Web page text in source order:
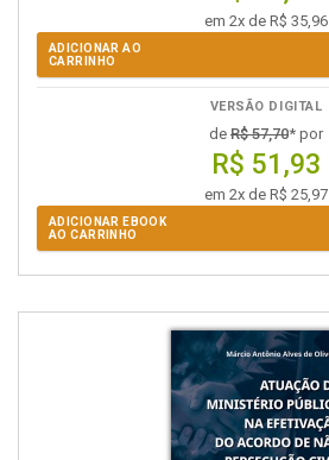
em 2x de R$ 35,96
ADICIONAR AO
CARRINHO
VERSÃO DIGITAL
de R$ 57,70* por
R$ 51,93
em 2x de R$ 25,97
ADICIONAR EBOOK
AO CARRINHO